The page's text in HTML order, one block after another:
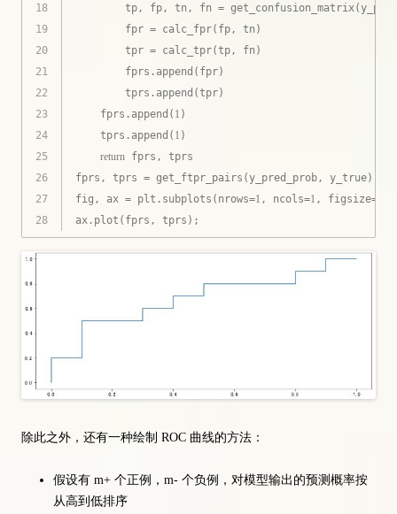
18
19
20
21
22
23
24
25
26
27
28
tp, fp, tn, fn =
        fpr = calc_fpr(fp, tn)
        tpr = calc_tpr(tp, fn)
        fprs.append(fpr)
        tprs.append(tpr)
    fprs.append(
1 )
    tprs.append(
1 )
return fprs, tprs
fprs, tprs = get_ftpr_pairs(y_pred_prob, y_true)
fig, ax = plt.subplots(nrows=1 , ncols=1 , figsize=(
ax.plot(fprs, tprs);
除此之外，还有一种绘制 ROC 曲线的方法：
假设有 m+ 个正例，m- 个负例，对模型输出的预测概率按
从高到低排序